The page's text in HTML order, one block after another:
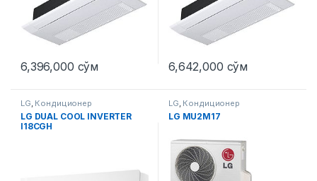
6,396,000 сўм 6,642,000 сўм
LG, Кондиционер
LG DUAL COOL INVERTER
I18CGH
LG, Кондиционер
LG MU2M17